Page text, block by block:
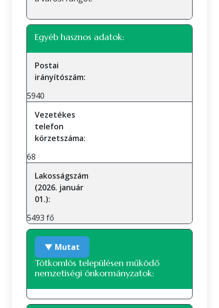
Egyéb hasznos adatok:
Postai
irányítószám:
5940
Vezetékes
telefon
körzetszáma:
68
Lakosságszám
(2026. január
01.):
5493 fő
▼ Mutat
Tótkomlós településen működő
nemzetiségi önkormányzatok: